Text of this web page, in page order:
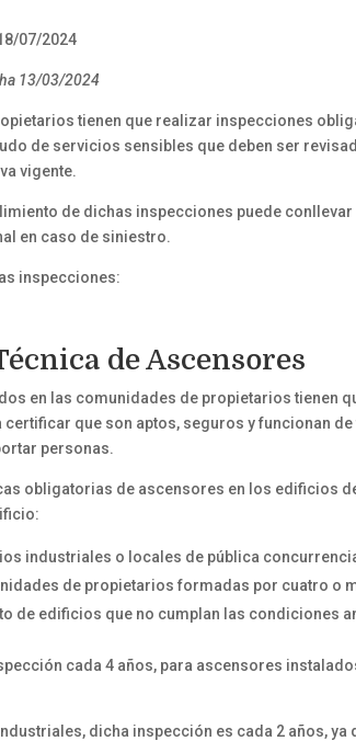
07/2024
13/03/2024
tienen que realizar inspecciones
de servicios sensibles que deben ser
vigente.
de dichas inspecciones puede
en caso de siniestro.
inspecciones:
de Ascensores
en las comunidades de propietarios tienen
certificar que son aptos, seguros y funcionan
personas.
obligatorias de ascensores en los edificios
industriales o locales de pública
de propietarios formadas por cuatro o
de edificios que no cumplan las condiciones
cada 4 años, para ascensores
dicha inspección es cada 2 años,